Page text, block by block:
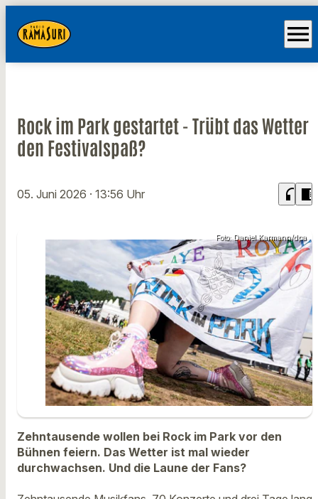
menu
Rock im Park gestartet - Trübt das Wetter
den Festivalspaß?
05. Juni 2026 · 13:56 Uhr headphones chrome_reader_mode
Foto: Daniel Karmann/dpa
Zehntausende wollen bei Rock im Park vor den
Bühnen feiern. Das Wetter ist mal wieder
durchwachsen. Und die Laune der Fans?